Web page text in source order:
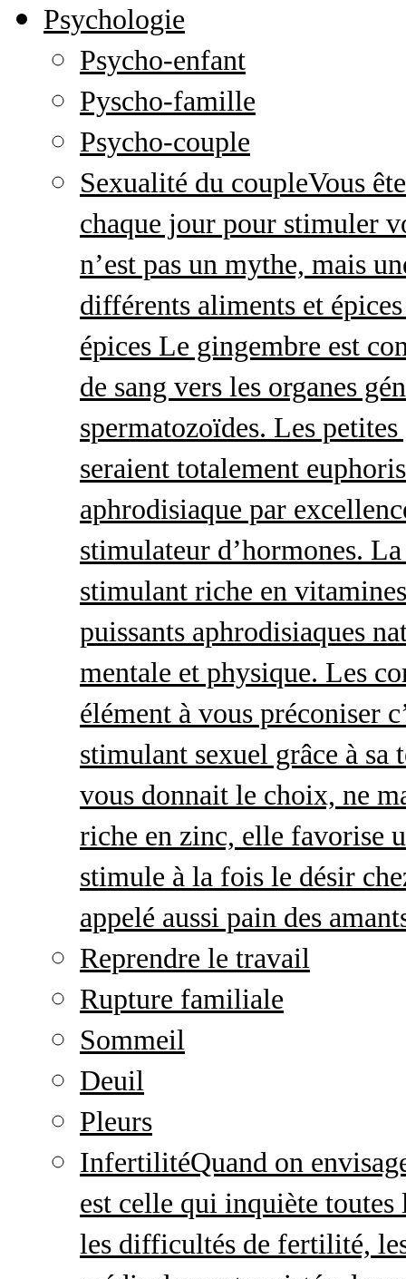
Psychologie
Psycho-enfant
Pyscho-famille
Psycho-couple
Sexualité du coupleVous
chaque jour pour stimuler
n’est pas un mythe, mais
différents aliments et
épices Le gingembre est
de sang vers les organes
spermatozoïdes. Les
seraient totalement
aphrodisiaque par
stimulateur d’hormones.
stimulant riche en
puissants aphrodisiaques
mentale et physique. Les
élément à vous préconiser
stimulant sexuel grâce à sa
vous donnait le choix, ne
riche en zinc, elle favorise
stimule à la fois le désir
appelé aussi pain des
Reprendre le travail
Rupture familiale
Sommeil
Deuil
Pleurs
InfertilitéQuand on
est celle qui inquiète
les difficultés de fertilité,